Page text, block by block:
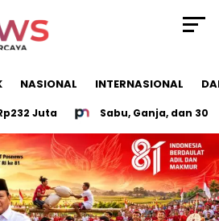
NASIONAL INTERNASIONAL
Juta Sabu, Ganja, dan 30 CD